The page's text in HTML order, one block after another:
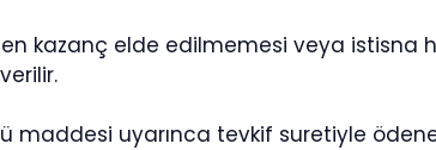
kazanç elde edilmemesi veya istisna
maddesi uyarınca tevkif suretiyle